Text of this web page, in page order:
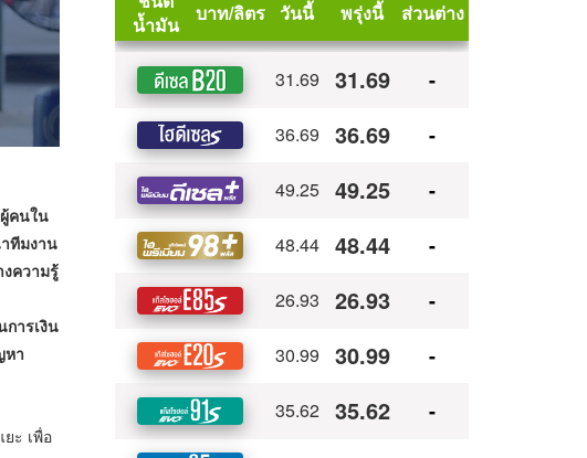
คนใน
ทีมงาน
ความรู้
ารเงิน
หา
ะ เพื่อ